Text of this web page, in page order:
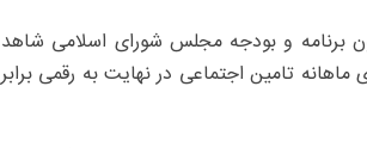
برنامه و بودجه مجلس شورای اسلامی شاهد
تامین اجتماعی در نهایت به رقمی برابر